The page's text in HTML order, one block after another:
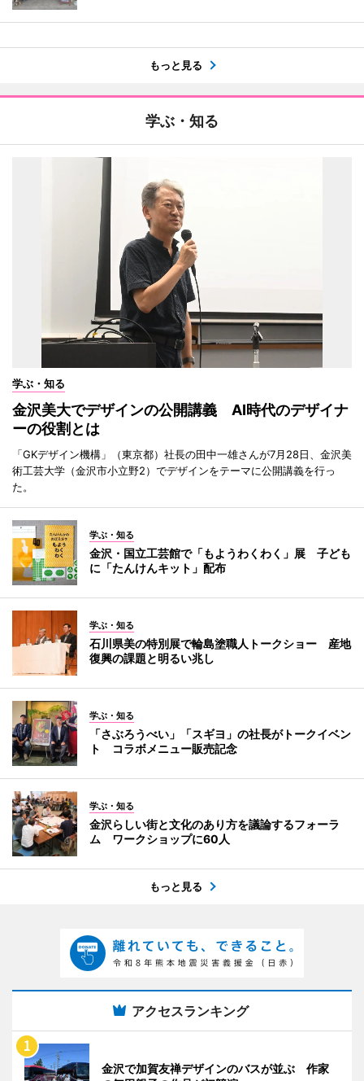
もっと見る
学ぶ・知る
学ぶ・知る
金沢美大でデザインの公開講義 AI時代のデザイナ
ーの役割とは
「GKデザイン機構」（東京都）社長の田中一雄さんが7月28日、金沢美
術工芸大学（金沢市小立野2）でデザインをテーマに公開講義を行っ
た。
学ぶ・知る
金沢・国立工芸館で「もようわくわく」展 子ども
に「たんけんキット」配布
学ぶ・知る
石川県美の特別展で輪島塗職人トークショー 産地
復興の課題と明るい兆し
学ぶ・知る
「さぶろうべい」「スギヨ」の社長がトークイベン
ト コラボメニュー販売記念
学ぶ・知る
金沢らしい街と文化のあり方を議論するフォーラ
ム ワークショップに60人
もっと見る
アクセスランキング
金沢で加賀友禅デザインのバスが並ぶ 作家